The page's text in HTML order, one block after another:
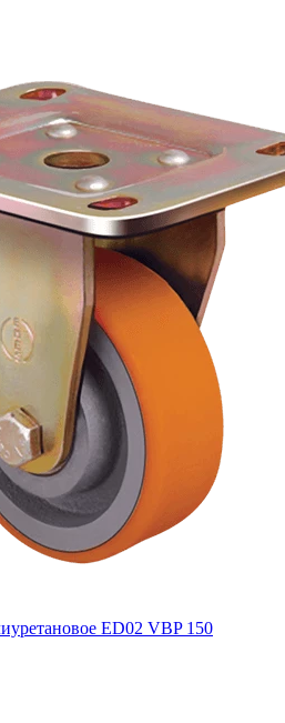
ED02 VBP 150